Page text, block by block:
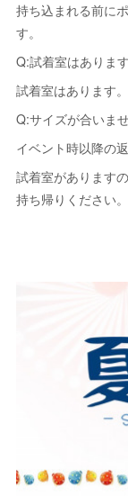
持ち込まれる前に
す。
Q:試着室はありま
試着室はあります
Q:サイズが合いま
イベント時以降の
試着室があります
持ち帰りください。